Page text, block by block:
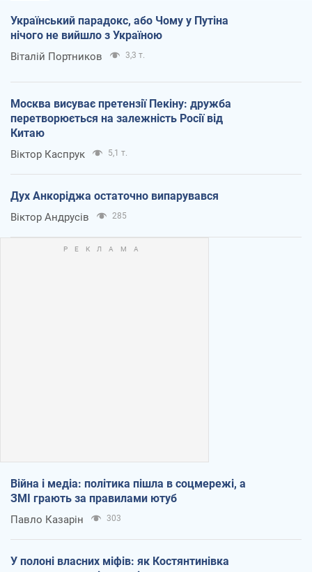
Український парадокс, або Чому у Путіна
нічого не вийшло з Україною
Віталій Портников 3,3 т.
Москва висуває претензії Пекіну: дружба
перетворюється на залежність Росії від
Китаю
Віктор Каспрук 5,1 т.
Дух Анкоріджа остаточно випарувався
Віктор Андрусів 285
Війна і медіа: політика пішла в соцмережі, а
ЗМІ грають за правилами ютуб
Павло Казарін 303
У полоні власних міфів: як Костянтинівка